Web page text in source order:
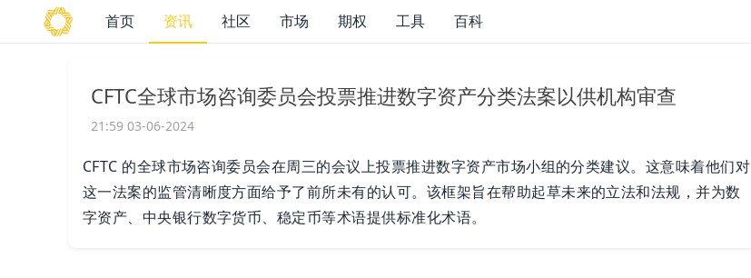
首页 资讯 社区 市场 期权 工具 百科
CFTC全球市场咨询委员会投票推进数字资产分类法案以供机构审查
21:59 03-06-2024
CFTC 的全球市场咨询委员会在周三的会议上投票推进数字资产市场小组的分类建议。这意味着他们对
这一法案的监管清晰度方面给予了前所未有的认可。该框架旨在帮助起草未来的立法和法规，并为数
字资产、中央银行数字货币、稳定币等术语提供标准化术语。